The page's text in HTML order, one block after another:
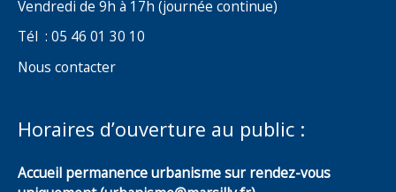
Vendredi de 9h à 17h (journée continue)
Tél : 05 46 01 30 10
Nous contacter
Horaires d’ouverture au public :
Accueil permanence urbanisme sur rendez-vous